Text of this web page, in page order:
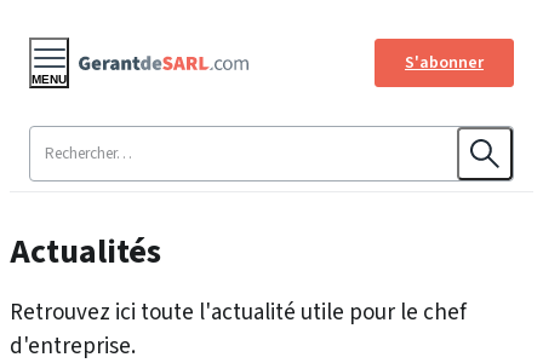
S'abonner
MENU
Actualités
Retrouvez ici toute l'actualité utile pour le chef
d'entreprise.